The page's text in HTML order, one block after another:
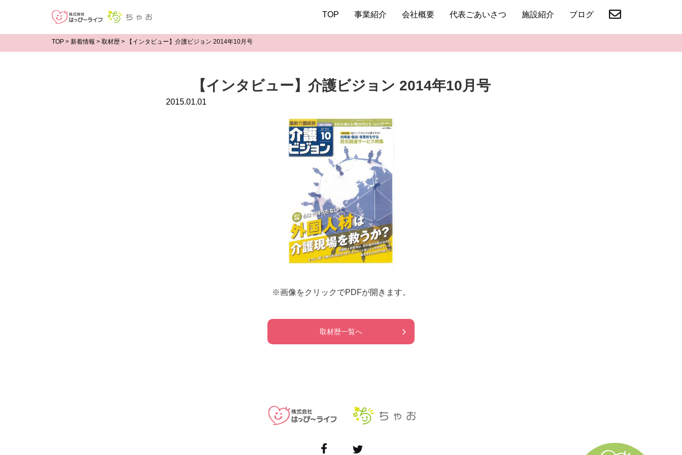
TOP 事業紹介 会社概要 代表ごあいさつ 施設紹介 ブログ
TOP > 新着情報 > 取材歴 > 【インタビュー】介護ビジョン 2014年10月号
【インタビュー】介護ビジョン 2014年10月号
2015.01.01
※画像をクリックでPDFが開きます。
取材歴一覧へ